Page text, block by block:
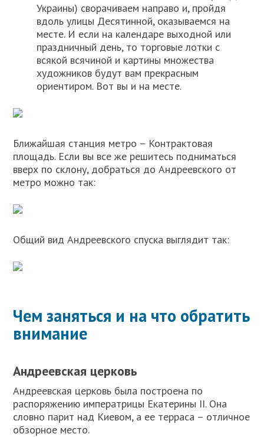
Украины) сворачиваем направо и, пройдя
вдоль улицы Десятинной, оказываемся на
месте. И если на календаре выходной или
праздничный день, то торговые лотки с
всякой всячиной и картины множества
художников будут вам прекрасным
ориентиром. Вот вы и на месте.
Ближайшая станция метро – Контрактовая
площадь. Если вы все же решитесь подниматься
вверх по склону, добраться до Андреевского от
метро можно так:
Общий вид Андреевского спуска выглядит так:
Чем заняться и на что обратить
внимание
Андреевская церковь
Андреевская церковь была построена по
распоряжению императрицы Екатерины II. Она
словно парит над Киевом, а ее терраса – отличное
обзорное место.